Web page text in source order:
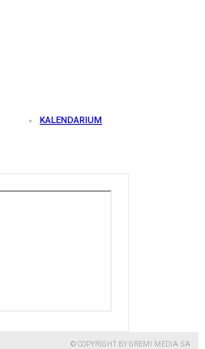
KALENDARIUM
© COPYRIGHT BY GREMI MEDIA SA